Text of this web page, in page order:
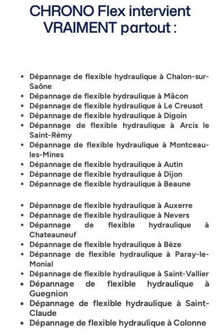
CHRONO Flex intervient
VRAIMENT partout :
Dépannage de flexible hydraulique à Chalon-sur-
Saône
Dépannage de flexible hydraulique à Mâcon
Dépannage de flexible hydraulique à Le Creusot
Dépannage de flexible hydraulique à Digoin
Dépannage de flexible hydraulique à Arcis le
Saint-Rémy
Dépannage de flexible hydraulique à Montceau-
les-Mines
Dépannage de flexible hydraulique à Autin
Dépannage de flexible hydraulique à Dijon
Dépannage de flexible hydraulique à Beaune
Dépannage de flexible hydraulique à Auxerre
Dépannage de flexible hydraulique à Nevers
Dépannage de flexible hydraulique à
Chateauneuf
Dépannage de flexible hydraulique à Bèze
Dépannage de flexible hydraulique à Paray-le-
Monial
Dépannage de flexible hydraulique à Saint-Vallier
Dépannage de flexible hydraulique à
Guegnion
Dépannage de flexible hydraulique à Saint-
Claude
Dépannage de flexible hydraulique à Colonne